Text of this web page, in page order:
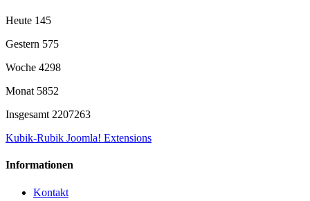
Heute 145
Gestern 575
Woche 4298
Monat 5852
Insgesamt 2207263
Kubik-Rubik Joomla! Extensions
Informationen
Kontakt